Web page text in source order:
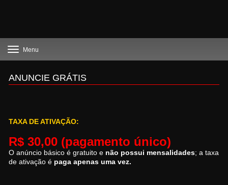
Toggle
Menu
ANUNCIE GRÁTIS
TAXA DE ATIVAÇÃO:
R$ 30,00 (pagamento único)
O anúncio básico é gratuito e não possui mensalidades; a taxa
de ativação é paga apenas uma vez.